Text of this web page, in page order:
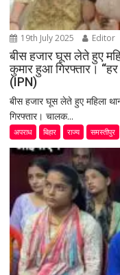
19th July 2025 Editor
बीस हजार घूस लेते हुए
कुमार हुआ गिरफ्तार।
(IPN)
बीस हजार घूस लेते हुए महिला
गिरफ्तार। चालक...
अपराध बिहार राज्य समस्तीपुर